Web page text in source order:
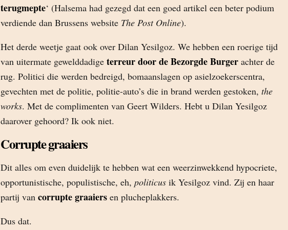
terugmepte‘ (Halsema had gezegd dat een goed artikel een beter podium
verdiende dan Brussens website The Post Online).
Het derde weetje gaat ook over Dilan Yesilgoz. We hebben een roerige tijd
van uitermate gewelddadige terreur door de Bezorgde Burger achter de
rug. Politici die werden bedreigd, bomaanslagen op asielzoekerscentra,
gevechten met de politie, politie-auto’s die in brand werden gestoken, the
works. Met de complimenten van Geert Wilders. Hebt u Dilan Yesilgoz
daarover gehoord? Ik ook niet.
Corrupte graaiers
Dit alles om even duidelijk te hebben wat een weerzinwekkend hypocriete,
opportunistische, populistische, eh, politicus ik Yesilgoz vind. Zij en haar
partij van corrupte graaiers en plucheplakkers.
Dus dat.